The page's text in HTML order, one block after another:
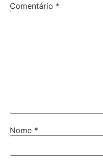
Comentário *
Nome *